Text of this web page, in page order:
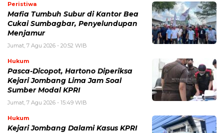
Peristiwa
Mafia Tumbuh Subur di Kantor Bea
Cukai Sumbagbar, Penyelundupan
Menjamur
Jumat, 7 Agu 2026 - 20:52 WIB
Hukum
Pasca-Dicopot, Hartono Diperiksa
Kejari Jombang Lima Jam Soal
Sumber Modal KPRI
Jumat, 7 Agu 2026 - 15:49 WIB
Hukum
Kejari Jombang Dalami Kasus KPRI